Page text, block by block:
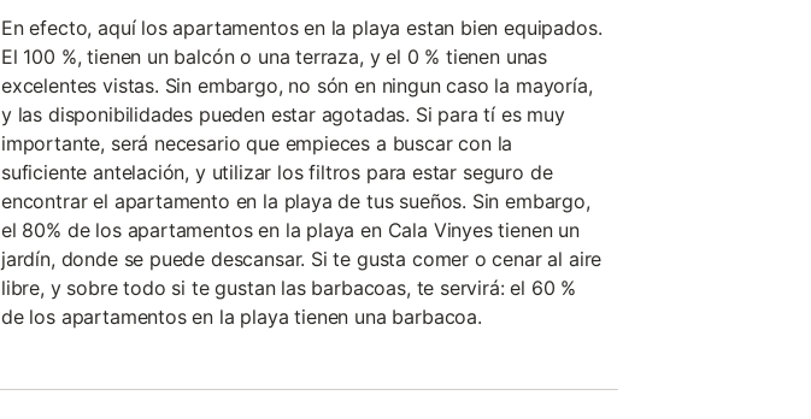
En efecto, aquí los apartamentos en la playa estan bien equipados.
El 100 %, tienen un balcón o una terraza, y el 0 % tienen unas
excelentes vistas. Sin embargo, no són en ningun caso la mayoría,
y las disponibilidades pueden estar agotadas. Si para tí es muy
importante, será necesario que empieces a buscar con la
suficiente antelación, y utilizar los filtros para estar seguro de
encontrar el apartamento en la playa de tus sueños. Sin embargo,
el 80% de los apartamentos en la playa en Cala Vinyes tienen un
jardín, donde se puede descansar. Si te gusta comer o cenar al aire
libre, y sobre todo si te gustan las barbacoas, te servirá: el 60 %
de los apartamentos en la playa tienen una barbacoa.